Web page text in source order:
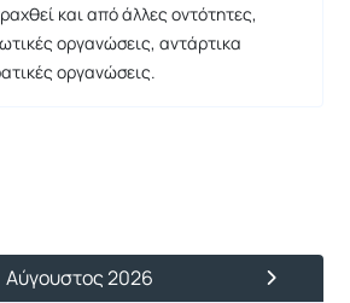
και από άλλες οντότητες,
οργανώσεις, αντάρτικα
οργανώσεις.
Μήνας
Αύγουστος 2026
Επόμενος